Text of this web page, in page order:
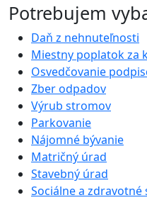
Potrebujem
Daň z nehnuteľnosti
Miestny poplatok za
Osvedčovanie
Zber odpadov
Výrub stromov
Parkovanie
Nájomné bývanie
Matričný úrad
Stavebný úrad
Sociálne a zdravotné